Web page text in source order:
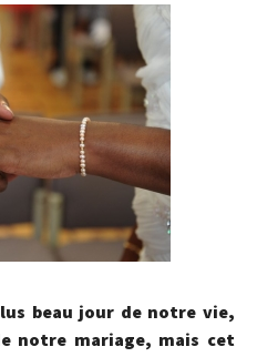
beau jour de notre vie,
notre mariage, mais cet